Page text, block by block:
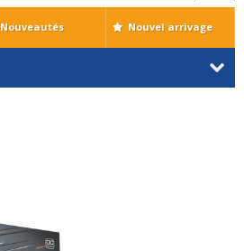
Nouveautés Nouvel arrivage